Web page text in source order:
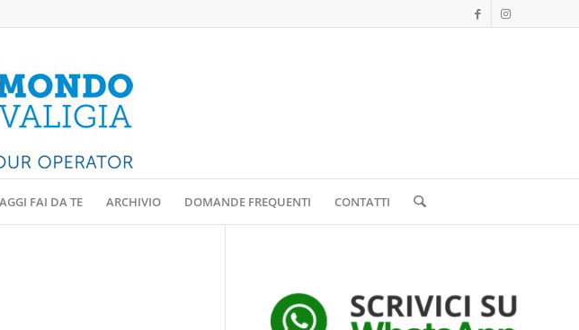
FAI DA TE ARCHIVIO DOMANDE FREQUENTI CONTATTI